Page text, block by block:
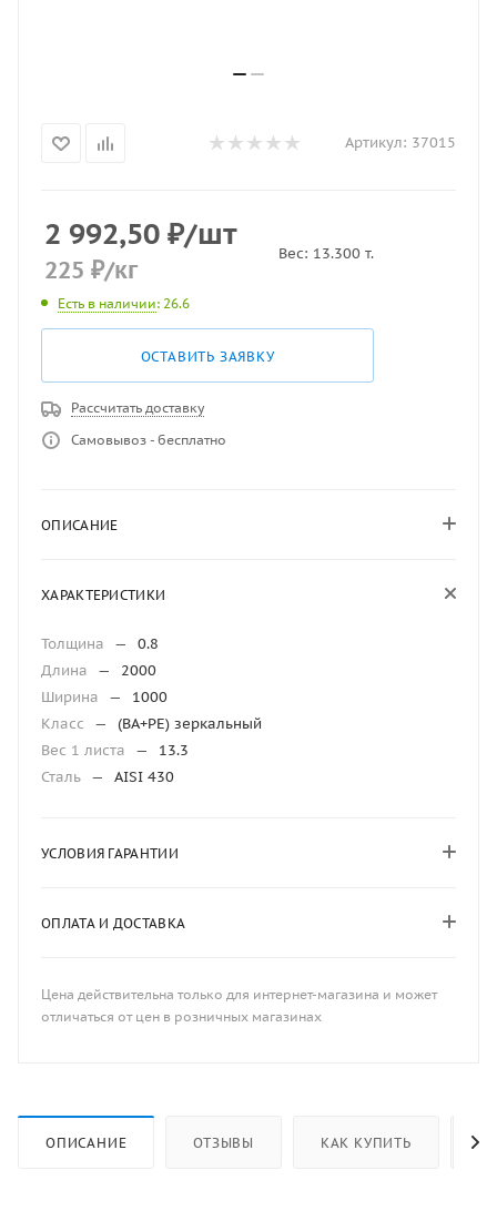
Артикул: 37015
2 992,50 ₽/шт
225 ₽/кг
Есть в наличии: 26.6
ОСТАВИТЬ ЗАЯВКУ
Вес: 13.300 т.
Рассчитать доставку
Самовывоз - бесплатно
ОПИСАНИЕ
ХАРАКТЕРИСТИКИ
Толщина —
0.8
Длина
—
2000
Ширина
—
1000
Класс
—
(ВА+РЕ) зеркальный
Вес 1 листа
—
13.3
Сталь — AISI 430
УСЛОВИЯ ГАРАНТИИ
ОПЛАТА И ДОСТАВКА
Цена действительна только для интернет-магазина и может
отличаться от цен в розничных магазинах
ОПИСАНИЕ ОТЗЫВЫ КАК КУПИТЬ